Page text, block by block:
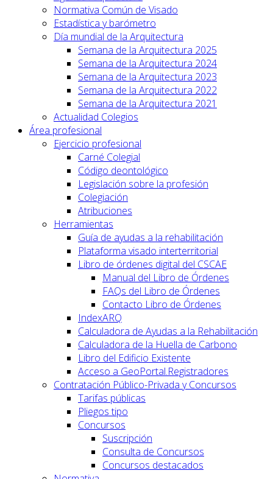
Normativa Común de Visado
Estadística y barómetro
Día mundial de la Arquitectura
Semana de la Arquitectura 2025
Semana de la Arquitectura 2024
Semana de la Arquitectura 2023
Semana de la Arquitectura 2022
Semana de la Arquitectura 2021
Actualidad Colegios
Área profesional
Ejercicio profesional
Carné Colegial
Código deontológico
Legislación sobre la profesión
Colegiación
Atribuciones
Herramientas
Guía de ayudas a la rehabilitación
Plataforma visado interterritorial
Libro de órdenes digital del CSCAE
Manual del Libro de Órdenes
FAQs del Libro de Órdenes
Contacto Libro de Órdenes
IndexARQ
Calculadora de Ayudas a la Rehabilitación
Calculadora de la Huella de Carbono
Libro del Edificio Existente
Acceso a GeoPortal.Registradores
Contratación Público-Privada y Concursos
Tarifas públicas
Pliegos tipo
Concursos
Suscripción
Consulta de Concursos
Concursos destacados